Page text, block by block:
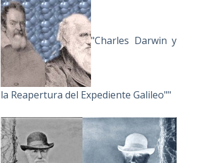
"Charles Darwin y
la Reapertura del Expediente Galileo""